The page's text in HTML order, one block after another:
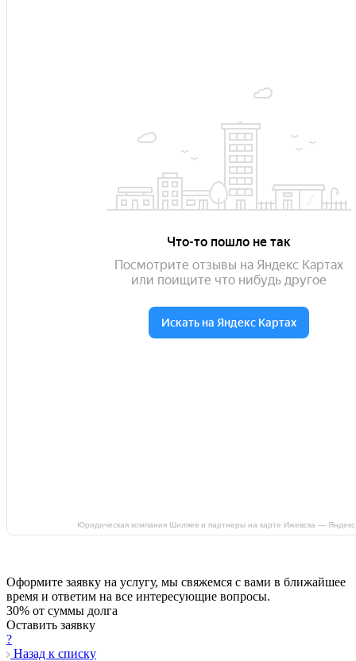
Юридическая компания Шиляев и партнеры на карте Ижевска —
Оформите заявку на услугу, мы свяжемся с вами в ближайшее
время и ответим на все интересующие вопросы.
30% от суммы долга
Оставить заявку
?
Назад к списку